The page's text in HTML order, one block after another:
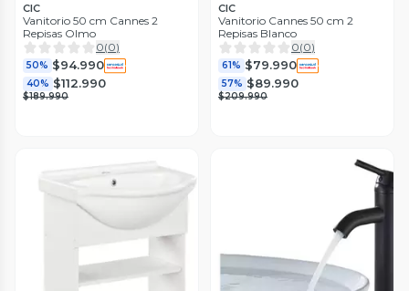
CIC
Vanitorio 50 cm Cannes 2
Repisas Olmo
0(0)
50% $94.990
40% $112.990
$189.990
CIC
Vanitorio Cannes 50 cm 2
Repisas Blanco
0(0)
61% $79.990
57% $89.990
$209.990